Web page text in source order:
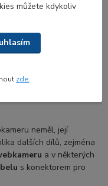
IR kamera začne hledat
vašeho notebooku,
neměl, její
dalších dílů, zejména
a v některých
s konektorem pro
můžete kdykoliv
zde.